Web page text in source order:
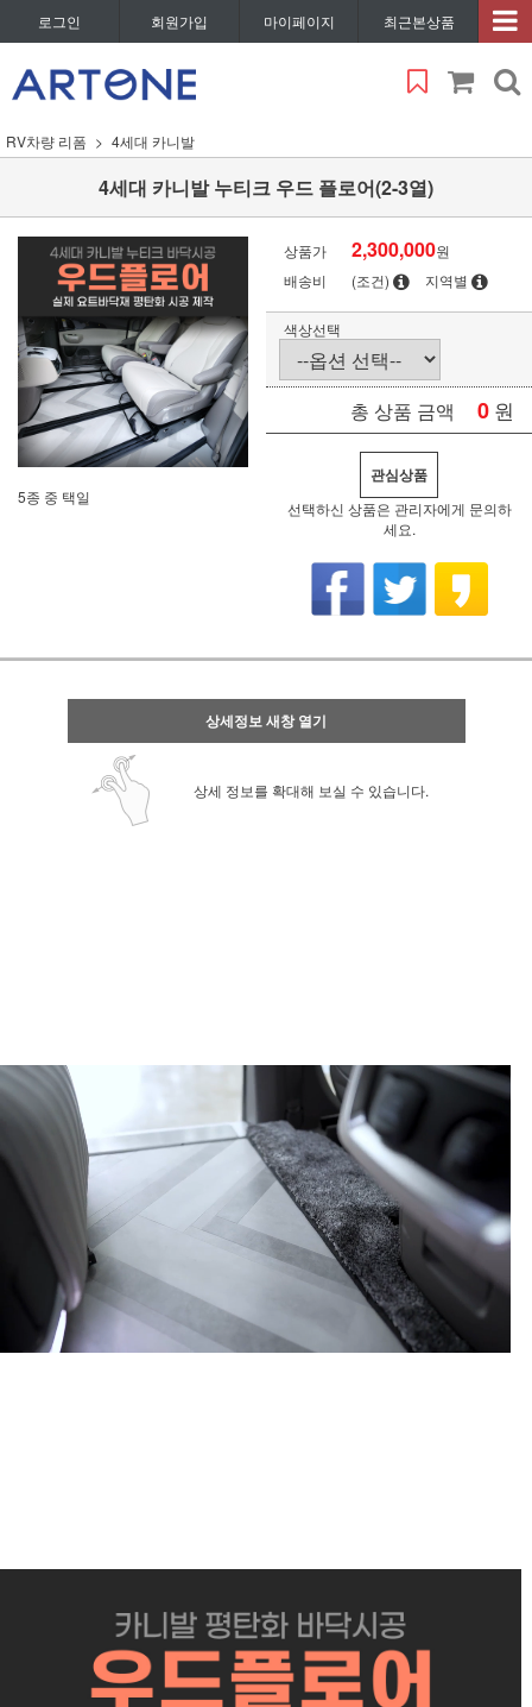
로그인 회원가입 마이페이지 최근본상품
RV차량 리폼 4세대 카니발
4세대 카니발 누티크 우드 플로어(2-3열)
5종 중 택일
상품가 2,300,000원
배송비
(조건) 지역별
색상선택
총 상품 금액 0 원
관심상품
선택하신 상품은 관리자에게 문의하
세요.
상세정보 새창 열기
상세 정보를 확대해 보실 수 있습니다.